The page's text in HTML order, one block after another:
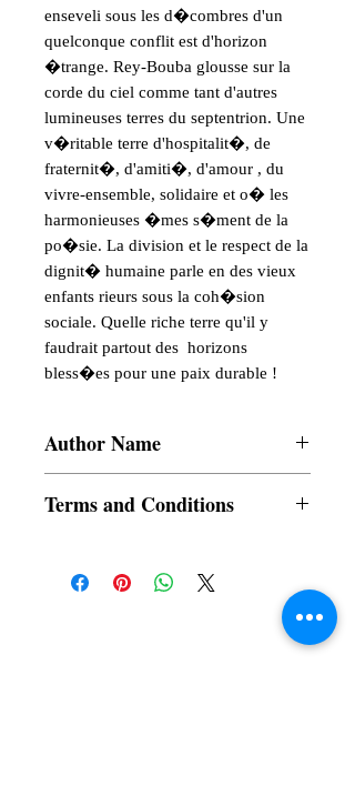
enseveli sous les d�combres d'un
quelconque conflit est d'horizon
�trange. Rey-Bouba glousse sur la
corde du ciel comme tant d'autres
lumineuses terres du septentrion. Une
v�ritable terre d'hospitalit�, de
fraternit�, d'amiti�, d'amour , du
vivre-ensemble, solidaire et o� les
harmonieuses �mes s�ment de la
po�sie. La division et le respect de la
dignit� humaine parle en des vieux
enfants rieurs sous la coh�sion
sociale. Quelle riche terre qu'il y
faudrait partout des  horizons
bless�es pour une paix durable !
Author Name
Terms and Conditions
refundable